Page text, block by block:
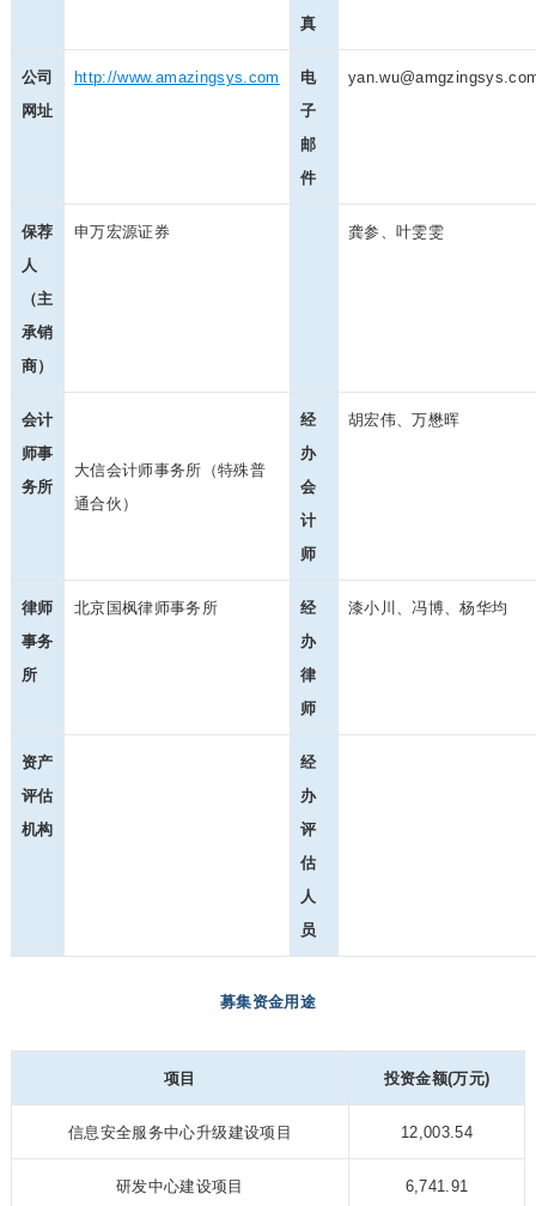
真
公司
网址
http://www.amazingsys.com
电
子
邮
件
保荐
人
（主
承销
商）
申万宏源证券 龚参、叶雯雯
会计
师事
务所
大信会计师事务所（特殊普
通合伙）
经
办
会
计
师
胡宏伟、万懋晖
律师
事务
所
北京国枫律师事务所
经
办
律
师
漆小川、冯博、杨华均
资产
评估
机构
经
办
评
估
人
员
募集资金用途
项目 投资金额(万元)
信息安全服务中心升级建设项目 12,003.54
研发中心建设项目 6,741.91